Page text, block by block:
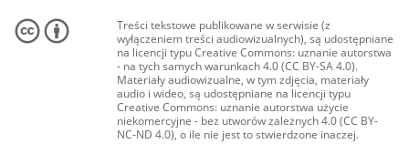
Treści tekstowe publikowane w serwisie (z
wyłączeniem treści audiowizualnych), są udostępniane
na licencji typu Creative Commons: uznanie autorstwa
- na tych samych warunkach 4.0 (CC BY-SA 4.0).
Materiały audiowizualne, w tym zdjęcia, materiały
audio i wideo, są udostępniane na licencji typu
Creative Commons: uznanie autorstwa użycie
niekomercyjne - bez utworów zależnych 4.0 (CC BY-
NC-ND 4.0), o ile nie jest to stwierdzone inaczej.